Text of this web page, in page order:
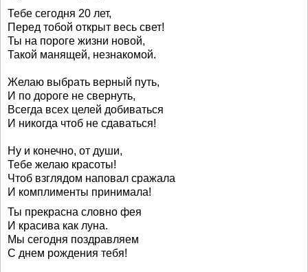
Тебе сегодня 20 лет,
Перед тобой открыт весь свет!
Ты на пороге жизни новой,
Такой манящей, незнакомой.
Желаю выбрать верный путь,
И по дороге не свернуть,
Всегда всех целей добиваться
И никогда чтоб не сдаваться!
Ну и конечно, от души,
Тебе желаю красоты!
Чтоб взглядом наповал сражала
И комплименты принимала!
Ты прекрасна словно фея
И красива как луна.
Мы сегодня поздравляем
С днем рождения тебя!